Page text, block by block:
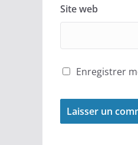
Site web
Enregistrer